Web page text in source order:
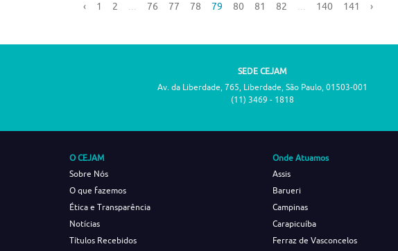
‹ 1 2 76 77 78 79 80 81 82 140 141 ›
SEDE CEJAM
Av. da Liberdade, 765, Liberdade, São Paulo, 01503-001
(11) 3469 - 1818
O CEJAM
Sobre Nós
O que fazemos
Ética e Transparência
Notícias
Títulos Recebidos
Onde Atuamos
Assis
Barueri
Campinas
Carapicuíba
Ferraz de Vasconcelos